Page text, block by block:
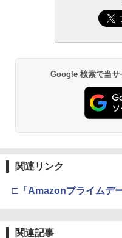
Google 検索で当サ
関連リンク
□「Amazonプライムデ
関連記事